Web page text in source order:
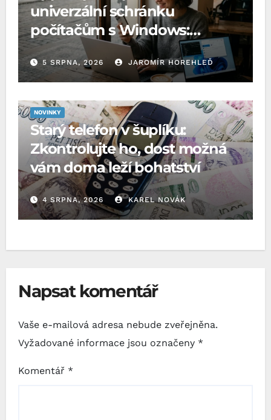
univerzální schránku
počítačům s Windows:
Microsoft o to požádal EU
5 SRPNA, 2026 JAROMÍR HOREHLEĎ
NOVINKY
Starý telefon v šuplíku:
Zkontrolujte ho, dost možná
vám doma leží bohatství
4 SRPNA, 2026 KAREL NOVÁK
Napsat komentář
Vaše e-mailová adresa nebude zveřejněna.
Vyžadované informace jsou označeny *
Komentář *